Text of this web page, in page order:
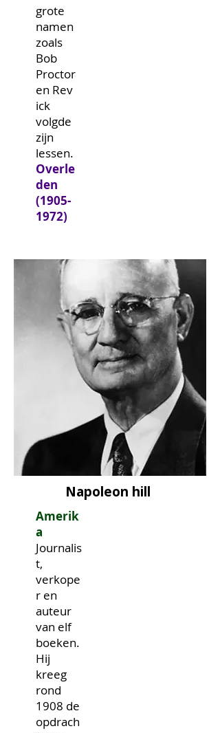
grote
namen
zoals
Bob
Proctor
en Rev
ick
volgde
zijn
lessen.
Overle
den
(1905-
1972)
Napoleon hill
Amerik
a
Journalis
t,
verkope
r en
auteur
van elf
boeken.
Hij
kreeg
rond
1908 de
opdrach